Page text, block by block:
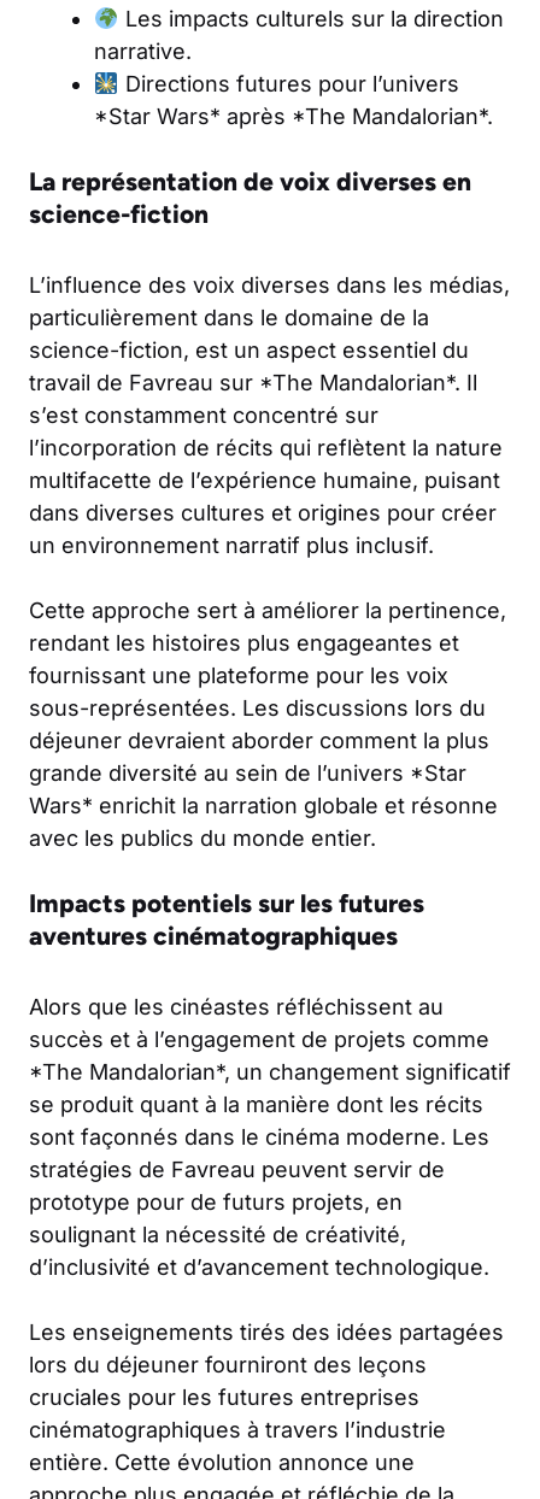
Les impacts culturels sur la direction
narrative.
Directions futures pour l’univers
*Star Wars* après *The Mandalorian*.
La représentation de voix diverses en
science-fiction
L’influence des voix diverses dans les médias,
particulièrement dans le domaine de la
science-fiction, est un aspect essentiel du
travail de Favreau sur *The Mandalorian*. Il
s’est constamment concentré sur
l’incorporation de récits qui reflètent la nature
multifacette de l’expérience humaine, puisant
dans diverses cultures et origines pour créer
un environnement narratif plus inclusif.
Cette approche sert à améliorer la pertinence,
rendant les histoires plus engageantes et
fournissant une plateforme pour les voix
sous-représentées. Les discussions lors du
déjeuner devraient aborder comment la plus
grande diversité au sein de l’univers *Star
Wars* enrichit la narration globale et résonne
avec les publics du monde entier.
Impacts potentiels sur les futures
aventures cinématographiques
Alors que les cinéastes réfléchissent au
succès et à l’engagement de projets comme
*The Mandalorian*, un changement significatif
se produit quant à la manière dont les récits
sont façonnés dans le cinéma moderne. Les
stratégies de Favreau peuvent servir de
prototype pour de futurs projets, en
soulignant la nécessité de créativité,
d’inclusivité et d’avancement technologique.
Les enseignements tirés des idées partagées
lors du déjeuner fourniront des leçons
cruciales pour les futures entreprises
cinématographiques à travers l’industrie
entière. Cette évolution annonce une